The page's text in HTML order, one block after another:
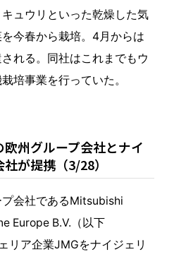
ュウリといった乾燥した気
今春から栽培。4月からは
れる。同社はこれまでもウ
培事業を行っていた。
欧州グループ会社とナイ
が提携（3/28）
会社であるMitsubishi
Europe B.V.（以下
リア企業JMGをナイジェリ